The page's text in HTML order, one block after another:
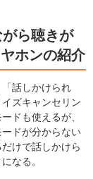
ら聴きが
ホンの紹介
話しかけられ
ズキャンセリン
ドも使えるが、
ドが分からない
けで話しかけら
なる。